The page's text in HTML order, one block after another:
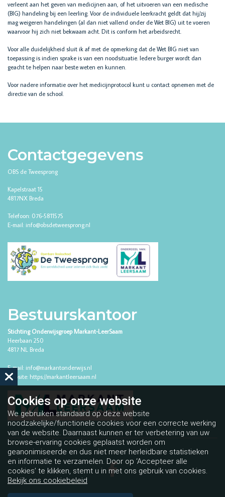
verleent aan het geven van medicijnen aan, of het uitvoeren van een medische
(BIG) handeling bij een leerling. Voor de individuele leerkracht geldt dat hij/zij
mag weigeren handelingen (al dan niet vallend onder de Wet BIG) uit te voeren
waarvoor hij zich niet bekwaam acht. Dit is conform het arbeidsrecht.
Voor alle duidelijkheid sluit ik af met de opmerking dat de Wet BIG niet van
toepassing is indien sprake is van een noodsituatie. Iedere burger wordt dan
geacht te helpen naar beste weten en kunnen.
Voor nadere informatie over het medicijnprotocol kunt u contact opnemen met de
directie van de school.
Contactgegevens
OBS de Tweesprong
Kapelstraat 15
4817NX Breda
Telefoon: 076-5811575
E-mail: info@obsdetweesprong.nl
Bestuurskantoor
Stichting Onderwijsgroep Markant-LeerSaam
Heerbaan 250
4817 NL Breda
E-mail: info@markantonderwijs.nl
Website: https://markantleersaam.nl
Cookies oponze website
We gebruiken standaard op deze website
noodzakelijke/functionele cookies voor een correcte werking
van de website. Daarnaast kunnen er ter verbetering van uw
browse-ervaring cookies geplaatst worden om
geanonimiseerde en dus niet meer herleidbare statistieken
en informatie te verzamelen. Door op ‘Accepteer alle
cookies’ te klikken, stemt u in met ons gebruik van cookies.
Bekijk ons cookiebeleid